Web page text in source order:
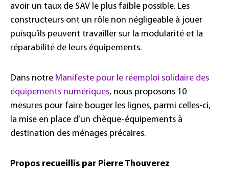
avoir un taux de SAV le plus faible possible. Les
constructeurs ont un rôle non négligeable à jouer
puisqu’ils peuvent travailler sur la modularité et la
réparabilité de leurs équipements.
Dans notre Manifeste pour le réemploi solidaire des
équipements numériques, nous proposons 10
mesures pour faire bouger les lignes, parmi celles-ci,
la mise en place d’un chèque-équipements à
destination des ménages précaires.
Propos recueillis par Pierre Thouverez